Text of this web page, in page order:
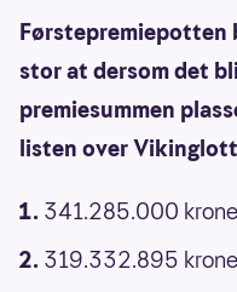
Førstepremiepotten
stor at dersom det
premiesummen
listen over
341.285.000
319.332.895